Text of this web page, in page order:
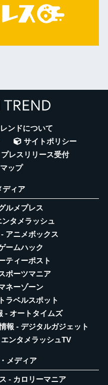
ンドについて
サイトポリシー
プレスリリース受付
ップ
ディア
ルメプレス
タメラッシュ
アニメボックス
ームハック
ティーポスト
ポーツマニア
ネーゾーン
ラベルスポット
- オートタイムズ
報 - デジタルガジェット
ンタメラッシュTV
メディア
- カロリーマニア